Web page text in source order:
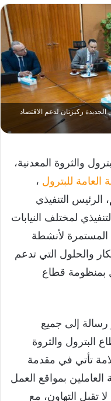
الجديدة ركيزتان لدعم الاقتصاد
والثروة المعدنية،
العامة للبترول ،
التنفيذي
لمختلف النيابات
المستمرة لأنشطة
والحلول التي تدعم
بمنظومة قطاع
رسالة إلى جميع
البترول والثروة
تأتي في مقدمة
بمواقع العمل
تقبل التهاون، مع